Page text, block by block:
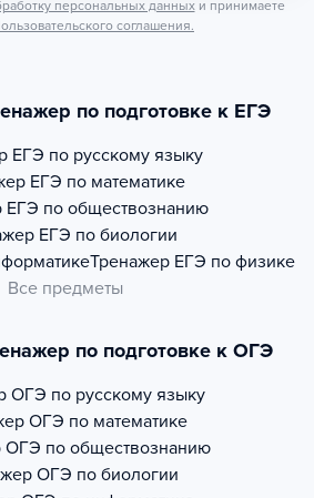
персональных данных и принимаете
соглашения.
по подготовке к ЕГЭ
ЕГЭ по русскому языку
ЕГЭ по математике
ЕГЭ по обществознанию
ЕГЭ по биологии
Тренажер ЕГЭ по физике
Все предметы
по подготовке к ОГЭ
ОГЭ по русскому языку
ОГЭ по математике
ОГЭ по обществознанию
ОГЭ по биологии